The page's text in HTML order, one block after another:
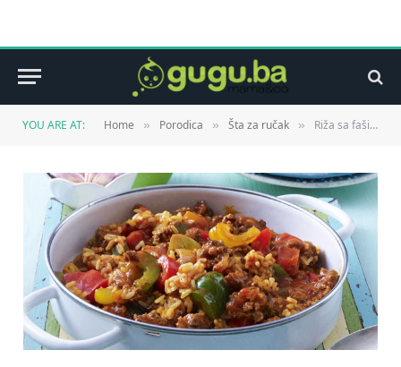
YOU ARE AT: Home » Porodica » Šta za ručak » Riža sa faširanim mesom i paprikom